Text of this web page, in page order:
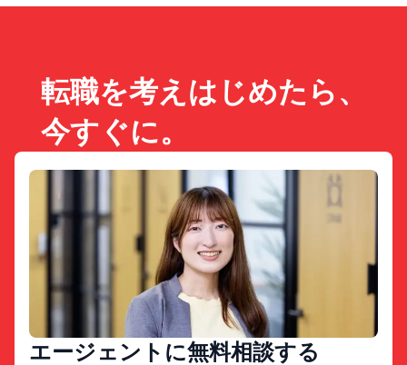
転職を考えはじめたら、
今すぐに。
エージェントに無料相談する